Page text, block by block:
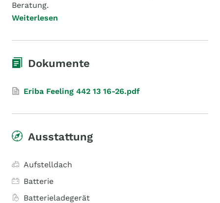
Beratung.
Weiterlesen
Dokumente
Eriba Feeling 442 13 16-26.pdf
Ausstattung
Aufstelldach
Batterie
Batterieladegerät